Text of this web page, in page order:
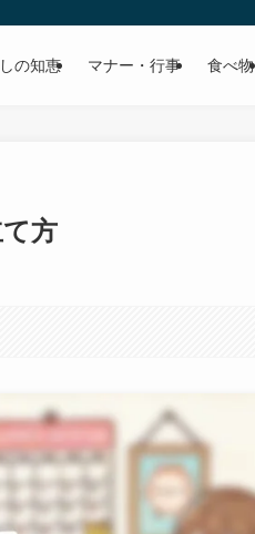
の知恵 マナー・行事 食べ物
方